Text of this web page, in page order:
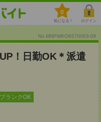
0
気になる！ ログイン
No.MNPWKO8570063-09
！日勤OK＊派遣
ブランクOK